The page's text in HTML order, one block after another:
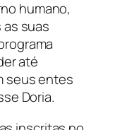
humano,
suas
até
seus entes
Doria.